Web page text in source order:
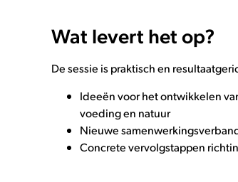
Wat levert het op?
De sessie is praktisch en
Ideeën voor het ontwikkelen
voeding en natuur
Nieuwe
Concrete vervolgstappen